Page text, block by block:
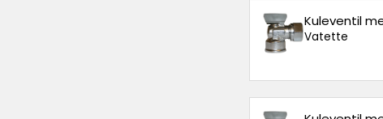
Kuleventil
Vatette